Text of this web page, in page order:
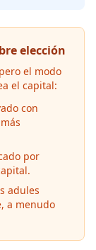
elección
el modo
el capital:
con
por
adules
a menudo